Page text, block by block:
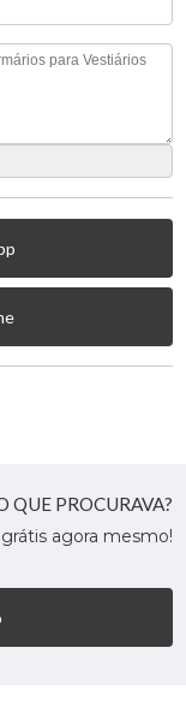
QUE PROCURAVA?
agora mesmo!